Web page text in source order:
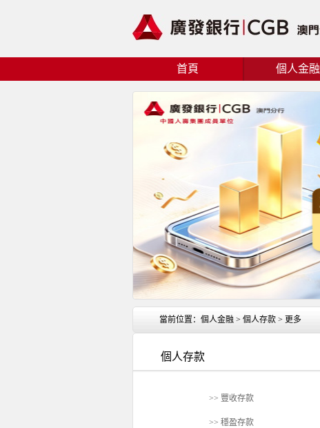
首頁 個人金融
當前位置： 個人金融 > 個人存款 > 更多
個人存款
>> 豐收存款
>> 穩盈存款